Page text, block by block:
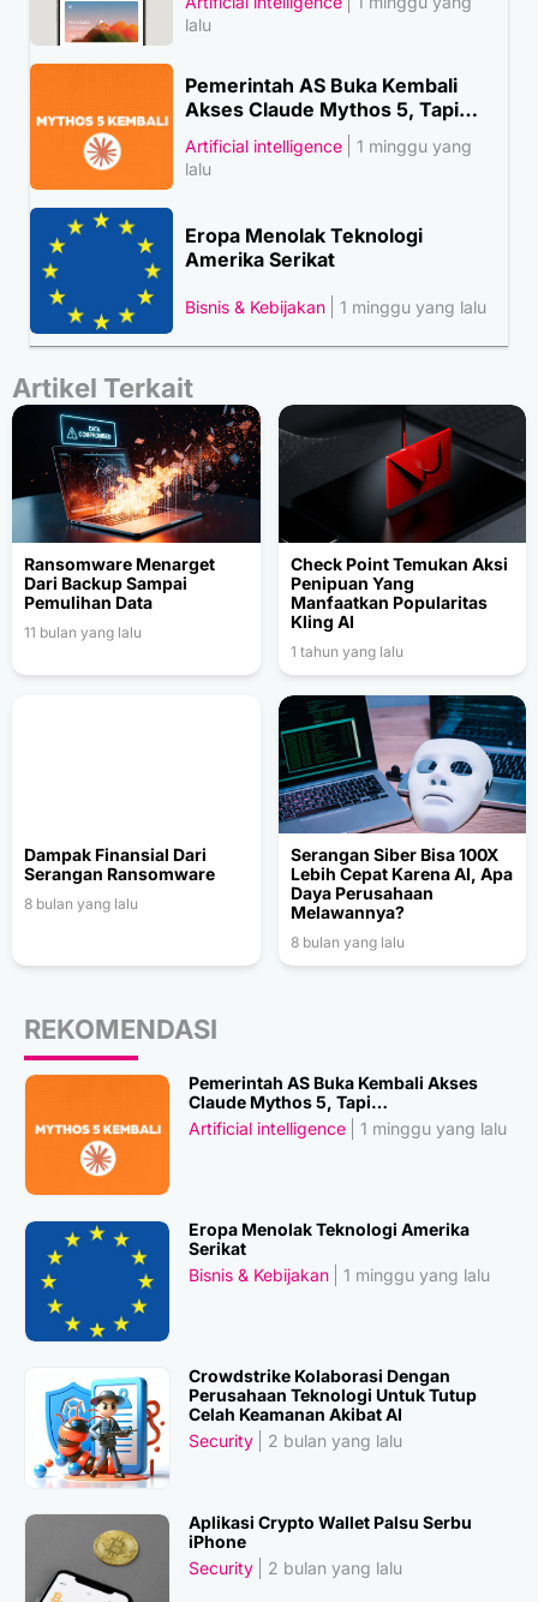
lalu
Pemerintah AS Buka Kembali
Akses Claude Mythos 5, Tapi…
Artificial intelligence
1 minggu yang
lalu
Eropa Menolak Teknologi
Amerika Serikat
Bisnis & Kebijakan 1 minggu yang lalu
Artikel Terkait
Ransomware Menarget
Dari Backup Sampai
Pemulihan Data
11 bulan yang lalu
Check Point Temukan Aksi
Penipuan Yang
Manfaatkan Popularitas
Kling AI
1 tahun yang lalu
Dampak Finansial Dari
Serangan Ransomware
8 bulan yang lalu
Serangan Siber Bisa 100X
Lebih Cepat Karena AI, Apa
Daya Perusahaan
Melawannya?
8 bulan yang lalu
REKOMENDASI
Pemerintah AS Buka Kembali Akses
Claude Mythos 5, Tapi…
Artificial intelligence
1 minggu yang lalu
Eropa Menolak Teknologi Amerika
Serikat
Bisnis & Kebijakan
1 minggu yang lalu
Crowdstrike Kolaborasi Dengan
Perusahaan Teknologi Untuk Tutup
Celah Keamanan Akibat AI
Security
2 bulan yang lalu
Aplikasi Crypto Wallet Palsu Serbu
iPhone
Security
2 bulan yang lalu